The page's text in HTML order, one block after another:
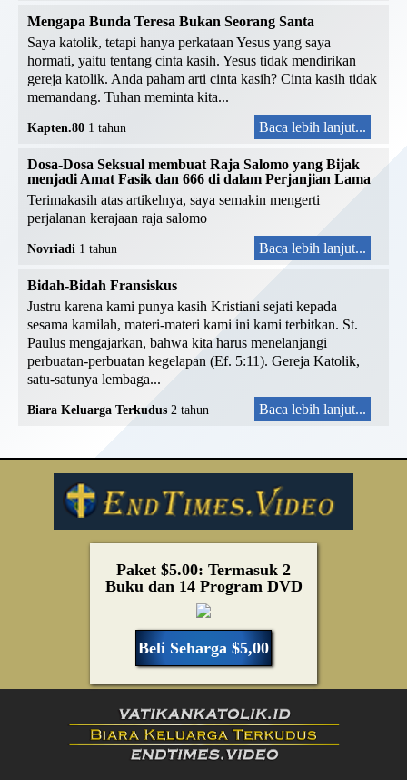
Mengapa Bunda Teresa Bukan Seorang Santa
Saya katolik, tetapi hanya perkataan Yesus yang saya
hormati, yaitu tentang cinta kasih. Yesus tidak mendirikan
gereja katolik. Anda paham arti cinta kasih? Cinta kasih tidak
memandang. Tuhan meminta kita...
Kapten.80 1 tahun Baca lebih lanjut...
Dosa-Dosa Seksual membuat Raja Salomo yang Bijak
menjadi Amat Fasik dan 666 di dalam Perjanjian Lama
Terimakasih atas artikelnya, saya semakin mengerti
perjalanan kerajaan raja salomo
Novriadi 1 tahun Baca lebih lanjut...
Bidah-Bidah Fransiskus
Justru karena kami punya kasih Kristiani sejati kepada
sesama kamilah, materi-materi kami ini kami terbitkan. St.
Paulus mengajarkan, bahwa kita harus menelanjangi
perbuatan-perbuatan kegelapan (Ef. 5:11). Gereja Katolik,
satu-satunya lembaga...
Biara Keluarga Terkudus 2 tahun Baca lebih lanjut...
Paket $5.00: Termasuk 2
Buku dan 14 Program DVD
Beli Seharga $5,00